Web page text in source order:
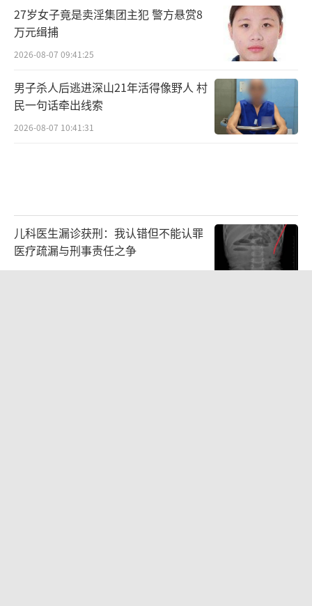
27岁女子竟是卖淫集团主犯 警方悬赏8
万元缉捕
2026-08-07 09:41:25
男子杀人后逃进深山21年活得像野人 村
民一句话牵出线索
2026-08-07 10:41:31
儿科医生漏诊获刑：我认错但不能认罪
医疗疏漏与刑事责任之争
2026-08-06 13:45:15